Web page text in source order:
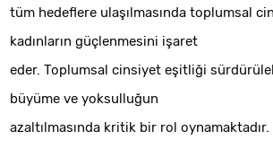
tüm hedeflere ulaşılmasında toplumsal
kadınların güçlenmesini işaret
eder. Toplumsal cinsiyet eşitliği
büyüme ve yoksulluğun
azaltılmasında kritik bir rol oynamaktadır.